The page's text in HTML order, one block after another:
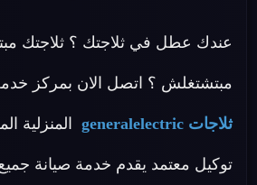
عندك عطل في ثلاجتك ؟ ثلاجتك
مبتشتغلش ؟ اتصل الان بمركز
ثلاجات generalelectric المنزلية
توكيل معتمد يقدم خدمة صيانة جميع